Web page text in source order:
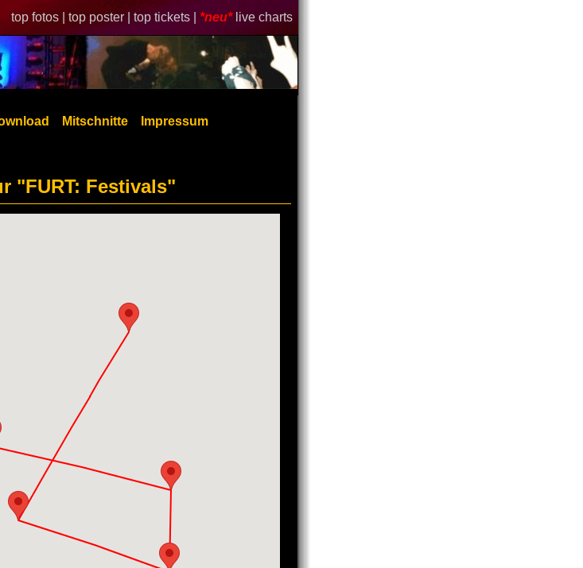
top fotos | top poster | top tickets | *neu* live charts
Mitschnitte Impressum
"FURT: Festivals"